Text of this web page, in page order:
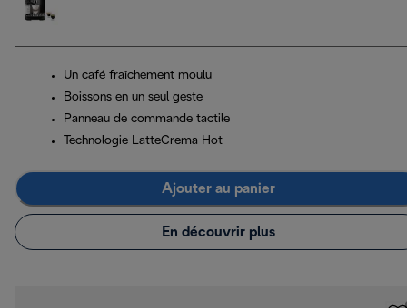
Un café fraîchement moulu
Boissons en un seul geste
Panneau de commande tactile
Technologie LatteCrema Hot
Ajouter au panier
En découvrir plus